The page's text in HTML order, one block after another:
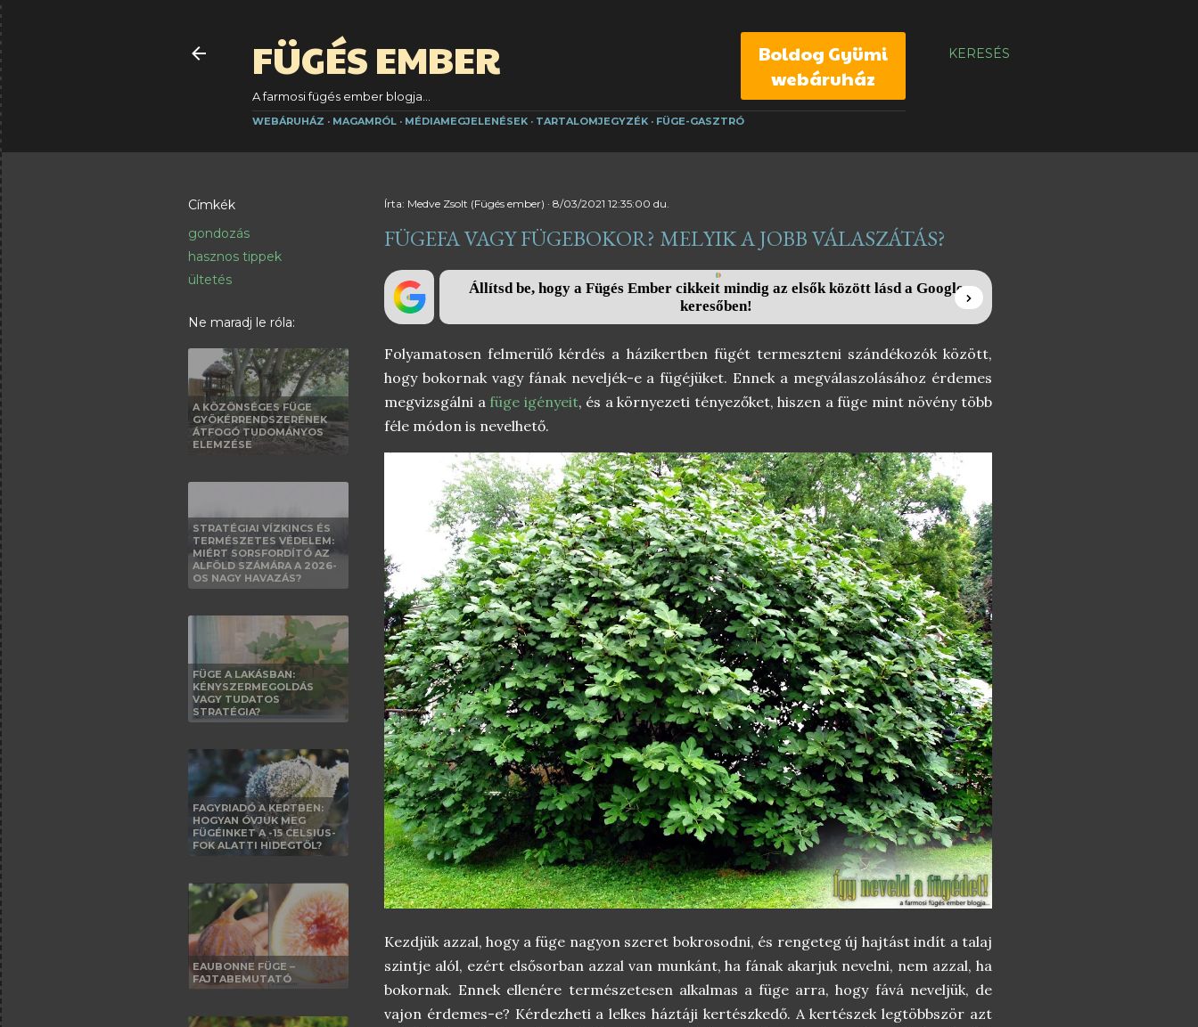
KERESÉS
FÜGÉS EMBER
A farmosi fügés ember blogja...
Boldog Gyümi
webáruház
WEBÁRUHÁZ MAGAMRÓL MÉDIAMEGJELENÉSEK TARTALOMJEGYZÉK FÜGE-GASZTRÓ
Címkék
gondozás
hasznos tippek
ültetés
Ne maradj le róla:
A KÖZÖNSÉGES FÜGE
GYÖKÉRRENDSZERÉNEK
ÁTFOGÓ TUDOMÁNYOS
ELEMZÉSE
STRATÉGIAI VÍZKINCS ÉS
TERMÉSZETES VÉDELEM:
MIÉRT SORSFORDÍTÓ AZ
ALFÖLD SZÁMÁRA A 2026-
OS NAGY HAVAZÁS?
FÜGE A LAKÁSBAN:
KÉNYSZERMEGOLDÁS
VAGY TUDATOS
STRATÉGIA?
FAGYRIADÓ A KERTBEN:
HOGYAN ÓVJUK MEG
FÜGÉINKET A -15 CELSIUS-
FOK ALATTI HIDEGTŐL?
EAUBONNE FÜGE –
FAJTABEMUTATÓ
Írta: Medve Zsolt (Fügés ember) 8/03/2021 12:35:00 du.
FÜGEFA VAGY FÜGEBOKOR? MELYIK A JOBB VÁLASZÁTÁS?
Állítsd be, hogy a Fügés Ember cikkeit mindig az elsők között lásd a Google
keresőben!
Folyamatosen felmerülő kérdés a házikertben fügét termeszteni szándékozók között,
hogy bokornak vagy fának neveljék-e a fügéjüket. Ennek a megválaszolásához érdemes
megvizsgálni afüge igényeit, és a környezeti tényezőket, hiszen a füge mint növény több
féle módon is nevelhető.
Kezdjük azzal, hogy a füge nagyon szeret bokrosodni, és rengeteg új hajtást indít a talaj
szintje alól, ezért elsősorban azzal van munkánt, ha fának akarjuk nevelni, nem azzal, ha
bokornak. Ennek ellenére természetesen alkalmas a füge arra, hogy fává neveljük, de
vajon érdemes-e? Kérdezheti a lelkes háztáji kertészkedő. A kertészek legtöbbször azt